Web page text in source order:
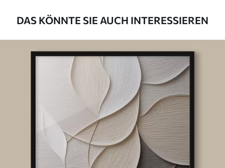
DAS KÖNNTE SIE AUCH INTERESSIEREN